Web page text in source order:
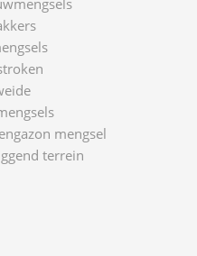
mengsel
terrein